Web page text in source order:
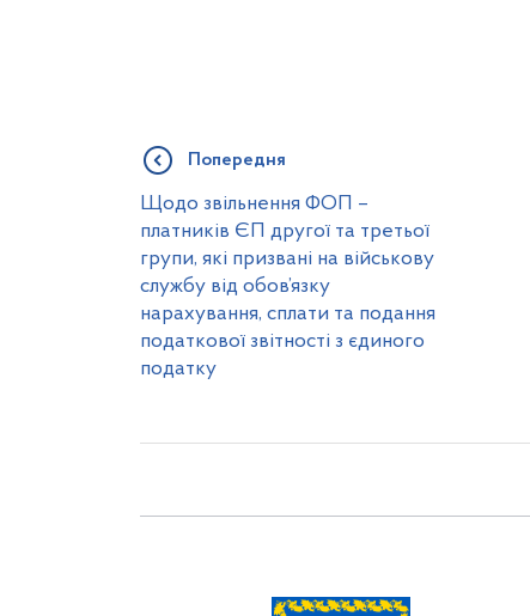
Попередня
Щодо звільнення ФОП –
платників ЄП другої та третьої
групи, які призвані на військову
службу від обов’язку
нарахування, сплати та подання
податкової звітності з єдиного
податку